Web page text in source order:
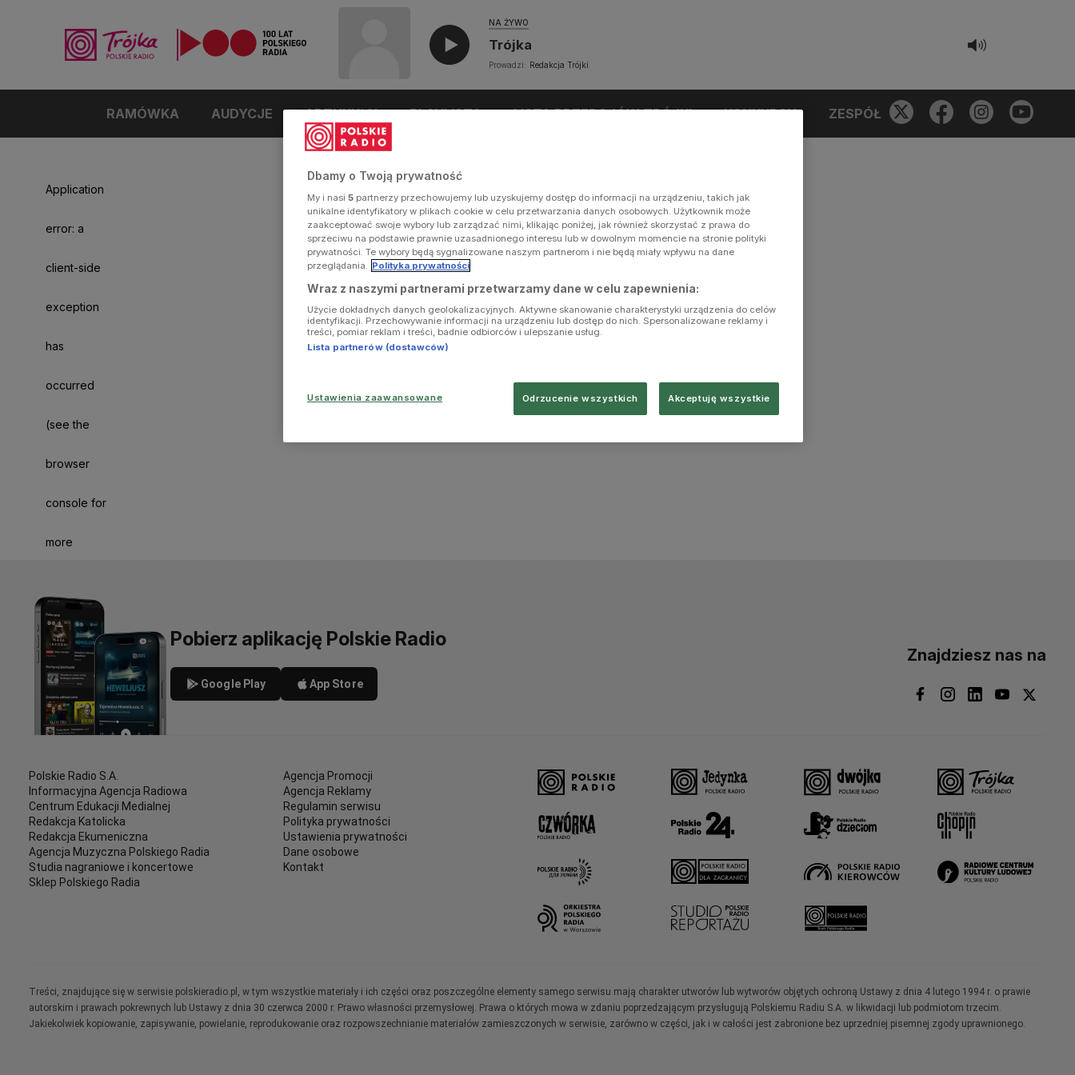
NA ŻYWO
Trójka
Prowadzi: Redakcja Trójki
RAMÓWKA AUDYCJE ARTYKUŁY PLAYLISTA LISTA PRZEBOJÓW TRÓJKI KONKURSY ZESPÓŁ
Application
error: a
client-side
exception
has
occurred
(see the
browser
console for
more
Pobierz aplikację Polskie Radio
Google Play App Store
Znajdziesz nas na
Polskie Radio S.A.
Informacyjna Agencja Radiowa
Centrum Edukacji Medialnej
Redakcja Katolicka
Redakcja Ekumeniczna
Agencja Muzyczna Polskiego Radia
Studia nagraniowe i koncertowe
Sklep Polskiego Radia
Agencja Promocji
Agencja Reklamy
Regulamin serwisu
Polityka prywatności
Ustawienia prywatności
Dane osobowe
Kontakt
Treści, znajdujące się w serwisie polskieradio.pl, w tym wszystkie materiały i ich części oraz poszczególne elementy samego serwisu mają charakter utworów lub wytworów objętych ochroną Ustawy z dnia 4 lutego 1994 r. o prawie
autorskim i prawach pokrewnych lub Ustawy z dnia 30 czerwca 2000 r. Prawo własności przemysłowej. Prawa o których mowa w zdaniu poprzedzającym przysługują Polskiemu Radiu S.A. w likwidacji lub podmiotom trzecim.
Jakiekolwiek kopiowanie, zapisywanie, powielanie, reprodukowanie oraz rozpowszechnianie materiałów zamieszczonych w serwisie, zarówno w części, jak i w całości jest zabronione bez uprzedniej pisemnej zgody uprawnionego.
Dbamy o Twoją prywatność
My i nasi 5 partnerzy przechowujemy lub uzyskujemy dostęp do informacji na urządzeniu, takich jak
unikalne identyfikatory w plikach cookie w celu przetwarzania danych osobowych. Użytkownik może
zaakceptować swoje wybory lub zarządzać nimi, klikając poniżej, jak również skorzystać z prawa do
sprzeciwu na podstawie prawnie uzasadnionego interesu lub w dowolnym momencie na stronie polityki
prywatności. Te wybory będą sygnalizowane naszym partnerom i nie będą miały wpływu na dane
przeglądania. Polityka prywatności
Wraz z naszymi partnerami przetwarzamy dane w celu zapewnienia:
Użycie dokładnych danych geolokalizacyjnych. Aktywne skanowanie charakterystyki urządzenia do celów
identyfikacji. Przechowywanie informacji na urządzeniu lub dostęp do nich. Spersonalizowane reklamy i
treści, pomiar reklam i treści, badnie odbiorców i ulepszanie usług.
Lista partnerów (dostawców)
Ustawienia zaawansowane Odrzucenie wszystkich Akceptuję wszystkie